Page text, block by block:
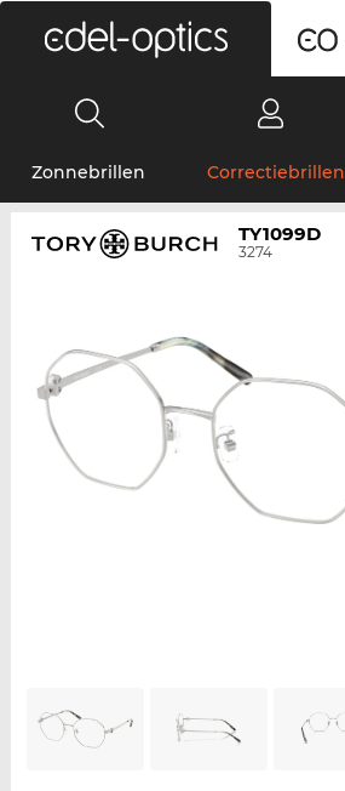
Zonnebrillen Correctiebrillen
TY1099D
3274